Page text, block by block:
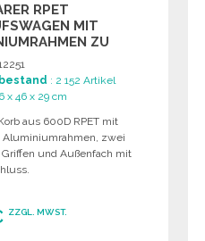
RPET
MIT
ZU
: 2 152 Artikel
x 46 x 29 cm
aus 600D RPET mit
Aluminiumrahmen, zwei
Griffen und Außenfach mit
ZZGL. MWST.